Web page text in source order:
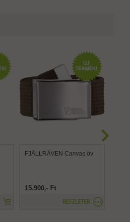
FJÄLLRÄVEN Canvas öv
15.900,- Ft
RÉSZLETEK